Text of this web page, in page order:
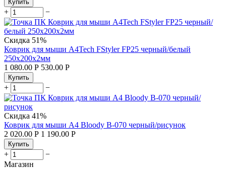
Купить
+ −
Скидка 51%
Коврик для мыши A4Tech FStyler FP25 черный/белый
250x200x2мм
1 080.00 Р 530.00 Р
Купить
+ −
Скидка 41%
Коврик для мыши A4 Bloody B-070 черный/рисунок
2 020.00 Р 1 190.00 Р
Купить
+
−
Магазин